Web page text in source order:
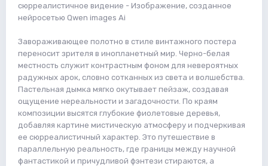
сюрреалистичное видение - Изображение, созданное
нейросетью Qwen images Ai
Завораживающее полотно в стиле винтажного постера
переносит зрителя в инопланетный мир. Черно-белая
местность служит контрастным фоном для невероятных
радужных арок, словно сотканных из света и волшебства.
Пастельная дымка мягко окутывает пейзаж, создавая
ощущение нереальности и загадочности. По краям
композиции высятся глубокие фиолетовые деревья,
добавляя картине мистическую атмосферу и подчеркивая
ее сюрреалистичный характер. Это путешествие в
параллельную реальность, где границы между научной
фантастикой и причудливой фэнтези стираются, а